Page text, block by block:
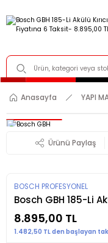
Anasayfa YAPI
Ürünü Paylaş
BOSCH PROFESYONEL
Bosch GBH 185-Li
8.895,00 TL
1.482,50 TL den başlayan